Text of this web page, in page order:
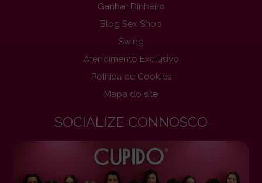
Ganhar Dinheiro
Blog Sex Shop
Swing
Atendimento Exclusivo
Politica de Cookies
Mapa do site
SOCIALIZE CONNOSCO